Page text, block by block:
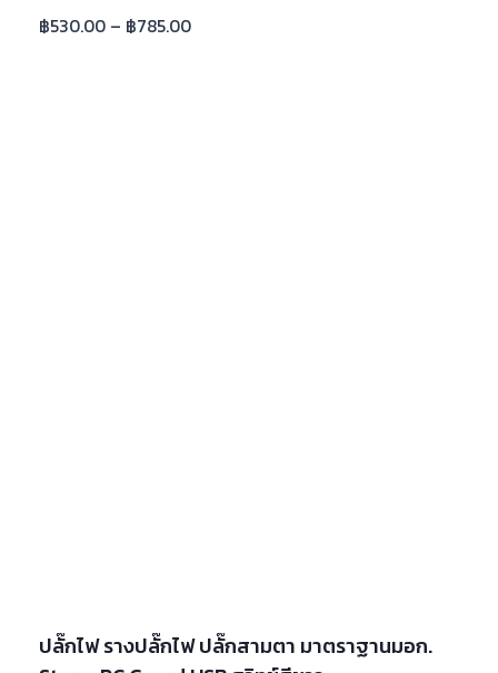
฿530.00 – ฿785.00
ปลั๊กไฟ รางปลั๊กไฟ ปลั๊กสามตา มาตราฐานมอก.